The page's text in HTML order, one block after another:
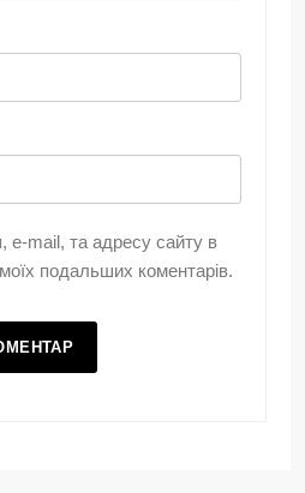
e-mail, та адресу сайту в
подальших коментарів.